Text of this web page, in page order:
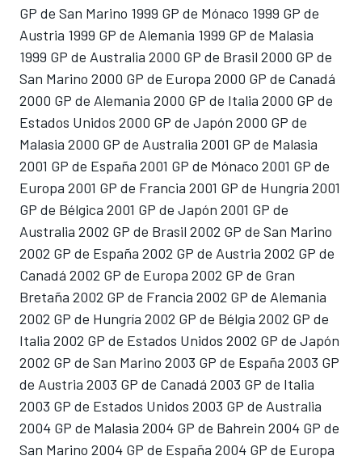
GP de San Marino 1999 GP de Mónaco 1999 GP de
Austria 1999 GP de Alemania 1999 GP de Malasia
1999 GP de Australia 2000 GP de Brasil 2000 GP de
San Marino 2000 GP de Europa 2000 GP de Canadá
2000 GP de Alemania 2000 GP de Italia 2000 GP de
Estados Unidos 2000 GP de Japón 2000 GP de
Malasia 2000 GP de Australia 2001 GP de Malasia
2001 GP de España 2001 GP de Mónaco 2001 GP de
Europa 2001 GP de Francia 2001 GP de Hungría 2001
GP de Bélgica 2001 GP de Japón 2001 GP de
Australia 2002 GP de Brasil 2002 GP de San Marino
2002 GP de España 2002 GP de Austria 2002 GP de
Canadá 2002 GP de Europa 2002 GP de Gran
Bretaña 2002 GP de Francia 2002 GP de Alemania
2002 GP de Hungría 2002 GP de Bélgia 2002 GP de
Italia 2002 GP de Estados Unidos 2002 GP de Japón
2002 GP de San Marino 2003 GP de España 2003 GP
de Austria 2003 GP de Canadá 2003 GP de Italia
2003 GP de Estados Unidos 2003 GP de Australia
2004 GP de Malasia 2004 GP de Bahrein 2004 GP de
San Marino 2004 GP de España 2004 GP de Europa